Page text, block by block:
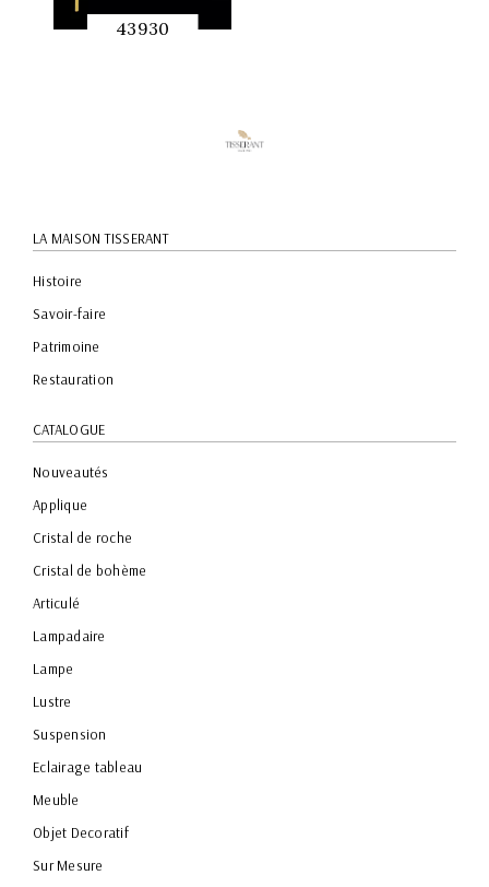
43930
LA MAISON TISSERANT
Histoire
Savoir-faire
Patrimoine
Restauration
CATALOGUE
Nouveautés
Applique
Cristal de roche
Cristal de bohème
Articulé
Lampadaire
Lampe
Lustre
Suspension
Eclairage tableau
Meuble
Objet Decoratif
Sur Mesure